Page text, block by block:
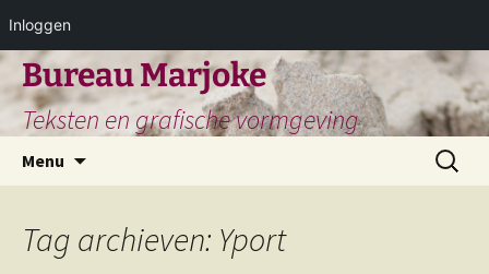
Inloggen
Ga
naar
inhoud
Bureau Marjoke
Teksten en grafische vormgeving
Menu
Zoeken
naar:
Tag archieven: Yport